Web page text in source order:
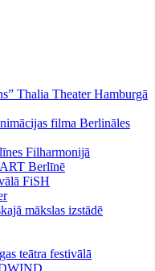
Thalia Theater Hamburgā
filma Berlināles
Filharmonijā
Berlīnē
FiSH
mākslas izstādē
teātra festivālā